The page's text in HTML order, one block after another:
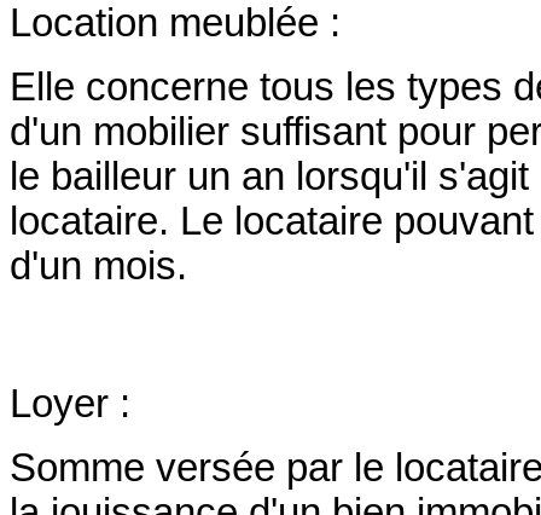
Location meublée :
Elle concerne tous les types
d'un mobilier suffisant pour
le bailleur un an lorsqu'il
locataire. Le locataire
d'un mois.
Loyer :
Somme versée par le